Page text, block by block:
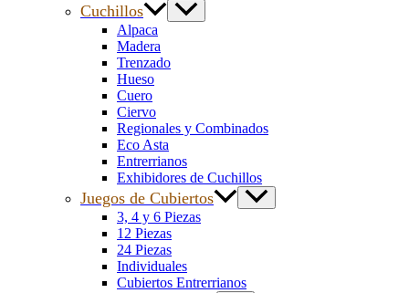
Cuchillos
Alpaca
Madera
Trenzado
Hueso
Cuero
Ciervo
Regionales y Combinados
Eco Asta
Entrerrianos
Exhibidores de Cuchillos
Juegos de Cubiertos
3, 4 y 6 Piezas
12 Piezas
24 Piezas
Individuales
Cubiertos Entrerrianos